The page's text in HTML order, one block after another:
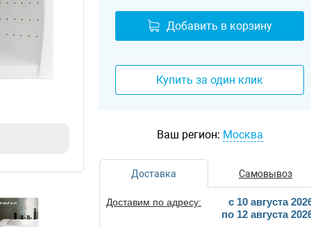
Добавить в корзину
Купить за один клик
Ваш регион: Москва
Доставка Самовывоз
Доставим по адресу:
c 10 августа
по 12 августа